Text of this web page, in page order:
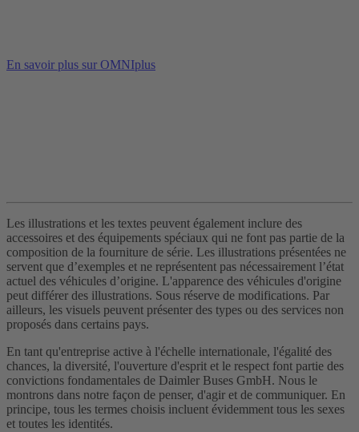
En savoir plus sur OMNIplus
Les illustrations et les textes peuvent également inclure des
accessoires et des équipements spéciaux qui ne font pas partie de la
composition de la fourniture de série. Les illustrations présentées ne
servent que d’exemples et ne représentent pas nécessairement l’état
actuel des véhicules d’origine. L'apparence des véhicules d'origine
peut différer des illustrations. Sous réserve de modifications. Par
ailleurs, les visuels peuvent présenter des types ou des services non
proposés dans certains pays.
En tant qu'entreprise active à l'échelle internationale, l'égalité des
chances, la diversité, l'ouverture d'esprit et le respect font partie des
convictions fondamentales de Daimler Buses GmbH. Nous le
montrons dans notre façon de penser, d'agir et de communiquer. En
principe, tous les termes choisis incluent évidemment tous les sexes
et toutes les identités.